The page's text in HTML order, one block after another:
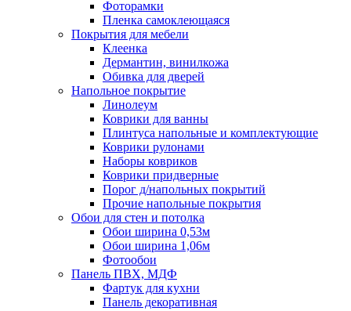
Фоторамки
Пленка самоклеющаяся
Покрытия для мебели
Клеенка
Дермантин, винилкожа
Обивка для дверей
Напольное покрытие
Линолеум
Коврики для ванны
Плинтуса напольные и комплектующие
Коврики рулонами
Наборы ковриков
Коврики придверные
Порог д/напольных покрытий
Прочие напольные покрытия
Обои для стен и потолка
Обои ширина 0,53м
Обои ширина 1,06м
Фотообои
Панель ПВХ, МДФ
Фартук для кухни
Панель декоративная